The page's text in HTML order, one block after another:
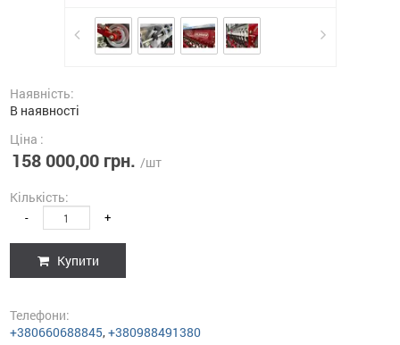
Наявність:
В наявності
Ціна :
158 000,00 грн. /шт
Кількість:
- +
Купити
Телефони:
+380660688845,+380988491380